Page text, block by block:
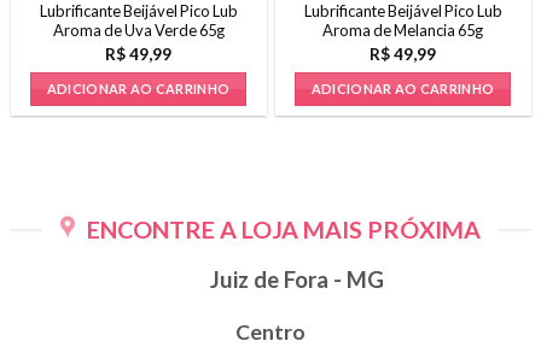
Lubrificante Beijável Pico Lub
Aroma de Uva Verde 65g
R$49,99
ADICIONAR AO CARRINHO
Lubrificante Beijável Pico Lub
Aroma de Melancia 65g
R$49,99
ADICIONAR AO CARRINHO
ENCONTRE A LOJA MAIS PRÓXIMA
Juiz de Fora - MG
Centro